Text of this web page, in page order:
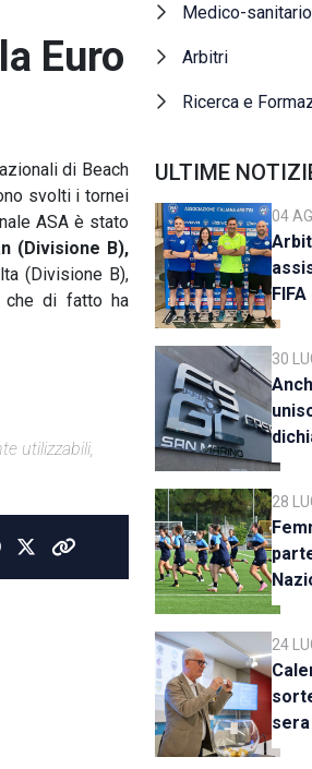
Euro
di Beach
svolti i tornei
ASA è stato
(Divisione B),
(Divisione B),
che di fatto ha
utilizzabili,
Medico-sanitario
Arbitri
Ricerca e
ULTIME
04
al
C
30
UEFA
28
a
24